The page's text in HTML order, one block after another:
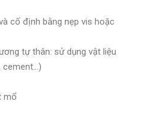
cố định bằng nẹp vis hoặc
tự thân: sử dụng vật liệu
cement…)
mổ